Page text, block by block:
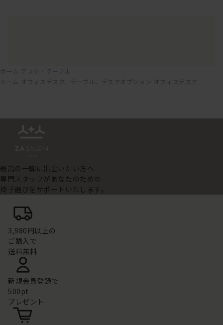
ホーム デスク・テーブル
ホーム
オフィスデスク、テーブル、デスクオプション オフィスデスク
最高の一脚に出会いたい方へ
専門スタッフがあなたのための
椅子選びをサポートいたします。
3,980円以上の
ご購入で
送料無料
新規会員登録で
500pt
プレゼント